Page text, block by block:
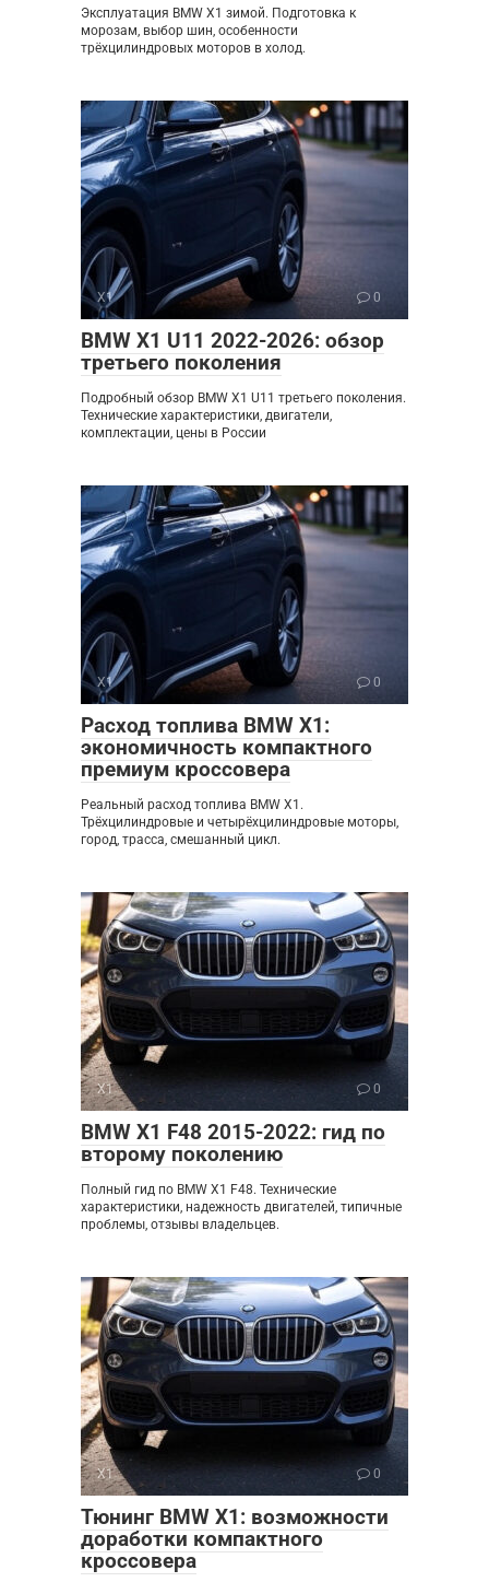
Эксплуатация BMW X1 зимой. Подготовка к
морозам, выбор шин, особенности
трёхцилиндровых моторов в холод.
X1 0
BMW X1 U11 2022-2026: обзор
третьего поколения
Подробный обзор BMW X1 U11 третьего поколения.
Технические характеристики, двигатели,
комплектации, цены в России
X1 0
Расход топлива BMW X1:
экономичность компактного
премиум кроссовера
Реальный расход топлива BMW X1.
Трёхцилиндровые и четырёхцилиндровые моторы,
город, трасса, смешанный цикл.
X1 0
BMW X1 F48 2015-2022: гид по
второму поколению
Полный гид по BMW X1 F48. Технические
характеристики, надежность двигателей, типичные
проблемы, отзывы владельцев.
X1 0
Тюнинг BMW X1: возможности
доработки компактного
кроссовера